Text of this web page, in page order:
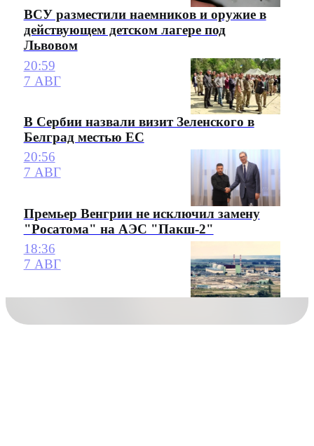
ВСУ разместили наемников и оружие в
действующем детском лагере под
Львовом
20:59
7 АВГ
В Сербии назвали визит Зеленского в
Белград местью ЕС
20:56
7 АВГ
Премьер Венгрии не исключил замену
"Росатома" на АЭС "Пакш-2"
18:36
7 АВГ